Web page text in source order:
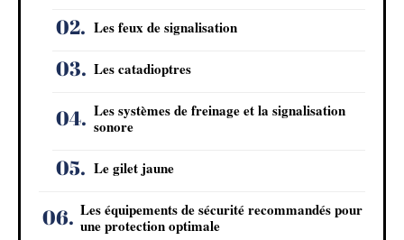
Les feux de signalisation
Les catadioptres
Les systèmes de freinage et la signalisation
sonore
Le gilet jaune
Les équipements de sécurité recommandés pour
une protection optimale